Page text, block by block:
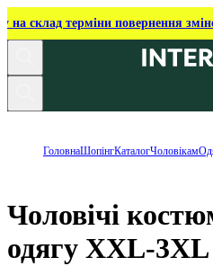
на склад терміни повернення
ГоловнаШопінгКаталогЧоловікам
Чоловічі
одягу XXL-3XL